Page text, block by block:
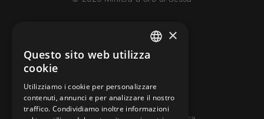
CONTATTI
info@minieradoro.ch
079 127 20 80
GERMAN
×
Questo sito web utilizza
cookie
Utilizziamo i cookie per personalizzare
contenuti, annunci e per analizzare il nostro
traffico. Condividiamo inoltre informazioni